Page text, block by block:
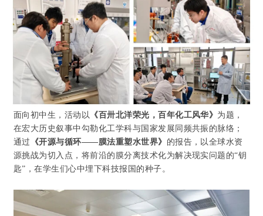
面向初中生，活动以 《百卅北洋荣光，百年化工风华》 为题，
在宏大历史叙事中勾勒化工学科与国家发展同频共振的脉络；
通过
《开源与循环——膜法重塑水世界》 的报告，以全球水资
源挑战为切入点，将前沿的膜分离技术化为解决现实问题的“钥
匙” ，在学生们心中埋下科技报国的种子。